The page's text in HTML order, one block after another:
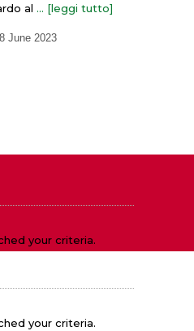
al
2023
your criteria.
your criteria.